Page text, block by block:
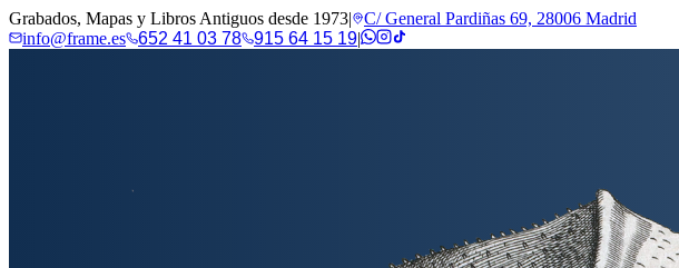
Grabados, Mapas y Libros Antiguos desde 1973|
C/ General Pardiñas 69, 28006 Madrid
info@frame.es
652 41 03 78 915 64 15 19|